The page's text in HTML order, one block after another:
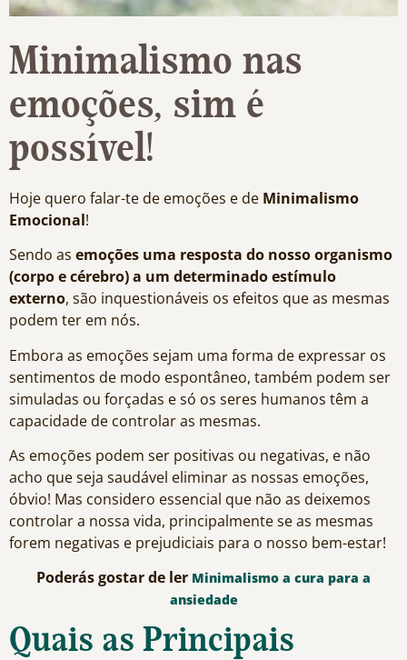
Minimalismo nas
emoções, sim é
possível!
Hoje quero falar-te de emoções e de Minimalismo
Emocional!
Sendo as emoções uma resposta do nosso organismo
(corpo e cérebro) a um determinado estímulo
externo, são inquestionáveis os efeitos que as mesmas
podem ter em nós.
Embora as emoções sejam uma forma de expressar os
sentimentos de modo espontâneo, também podem ser
simuladas ou forçadas e só os seres humanos têm a
capacidade de controlar as mesmas.
As emoções podem ser positivas ou negativas, e não
acho que seja saudável eliminar as nossas emoções,
óbvio! Mas considero essencial que não as deixemos
controlar a nossa vida, principalmente se as mesmas
forem negativas e prejudiciais para o nosso bem-estar!
Poderás gostar de ler Minimalismo a cura para a
ansiedade
Quais as Principais